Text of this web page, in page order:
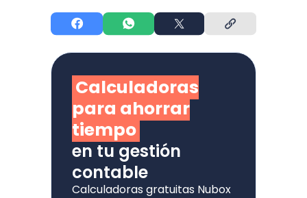
Calculadoras
para ahorrar
tiempo
en tu gestión
contable
Calculadoras gratuitas Nubox